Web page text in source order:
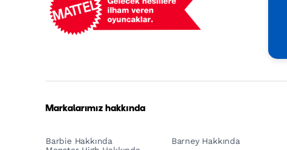
Markalarımız hakkında
Barbie Hakkında Barney Hakkında